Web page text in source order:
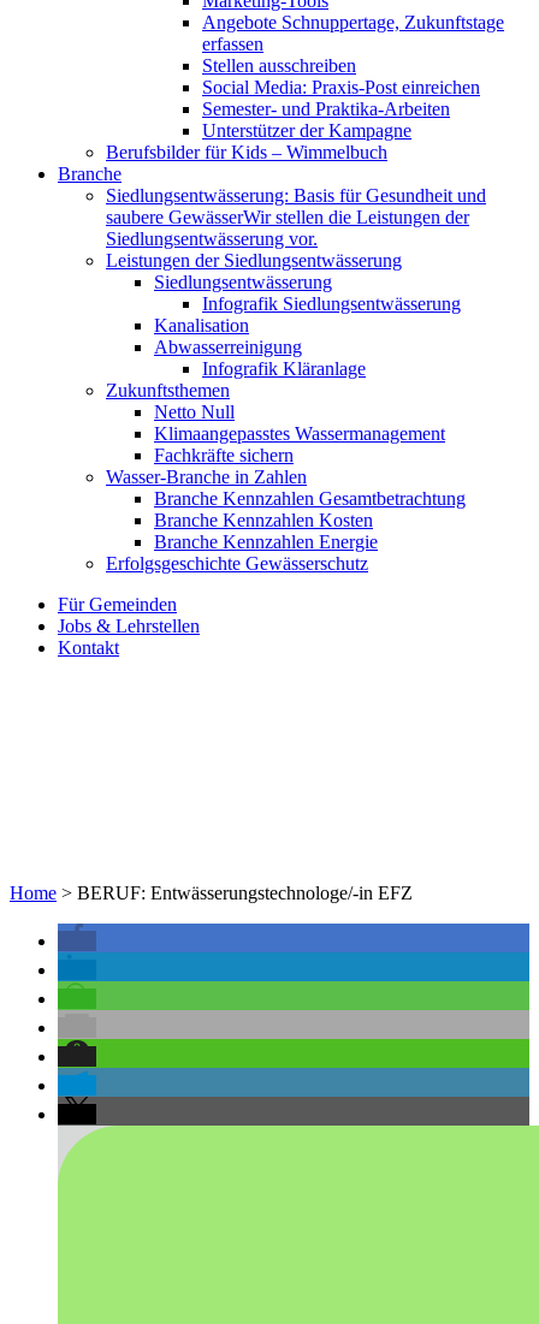
Angebote Schnuppertage, Zukunftstage
erfassen
Stellen ausschreiben
Social Media: Praxis-Post einreichen
Semester- und Praktika-Arbeiten
Unterstützer der Kampagne
Berufsbilder für Kids – Wimmelbuch
Branche
Siedlungsentwässerung: Basis für Gesundheit und
saubere GewässerWir stellen die Leistungen der
Siedlungsentwässerung vor.
Leistungen der Siedlungsentwässerung
Siedlungsentwässerung
Infografik Siedlungsentwässerung
Kanalisation
Abwasserreinigung
Infografik Kläranlage
Zukunftsthemen
Netto Null
Klimaangepasstes Wassermanagement
Fachkräfte sichern
Wasser-Branche in Zahlen
Branche Kennzahlen Gesamtbetrachtung
Branche Kennzahlen Kosten
Branche Kennzahlen Energie
Erfolgsgeschichte Gewässerschutz
Für Gemeinden
Jobs & Lehrstellen
Kontakt
Home > BERUF: Entwässerungstechnologe/-in EFZ